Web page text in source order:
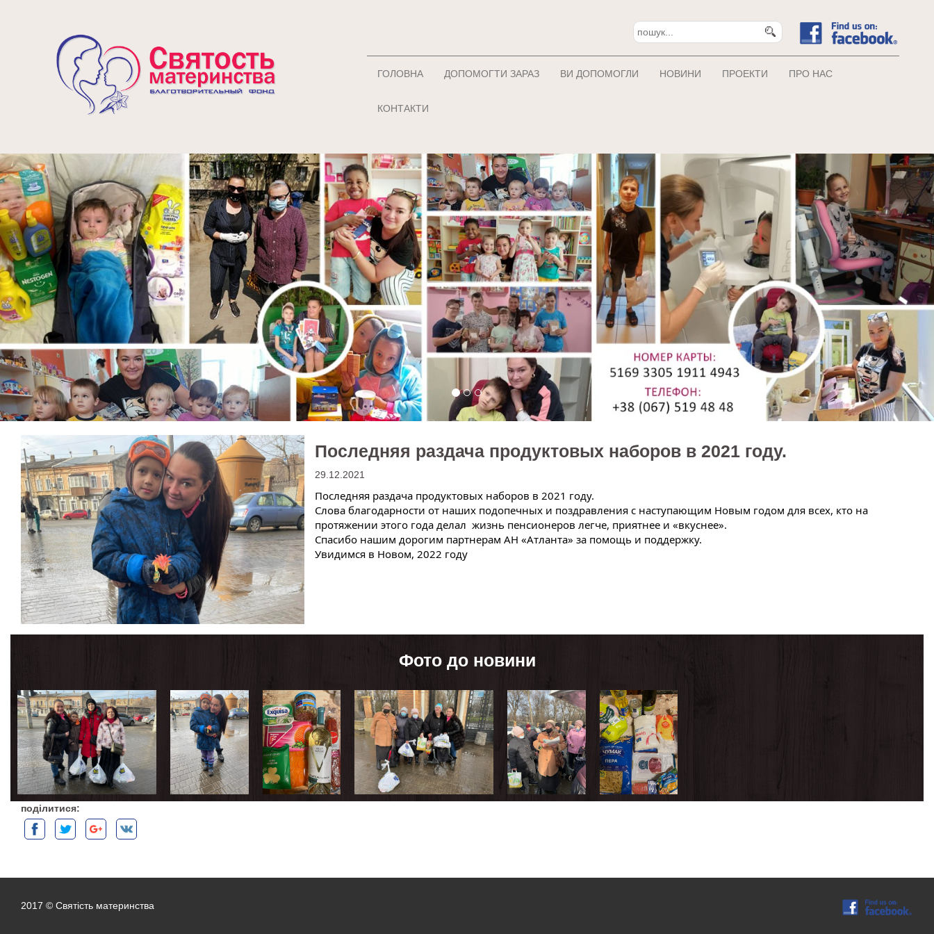
ГОЛОВНА ДОПОМОГТИ ЗАРАЗ ВИ ДОПОМОГЛИ НОВИНИ ПРОЕКТИ ПРО НАС
КОНТАКТИ
Последняя раздача продуктовых наборов в 2021 году.
29.12.2021
Последняя раздача продуктовых наборов в 2021 году.
Слова благодарности от наших подопечных и поздравления с наступающим Новым годом для всех, кто на
протяжении этого года делал  жизнь пенсионеров легче, приятнее и «вкуснее».
Спасибо нашим дорогим партнерам АН «Атланта» за помощь и поддержку.
Увидимся в Новом, 2022 году
Фото до новини
поділитися:
2017 © Святість материнства